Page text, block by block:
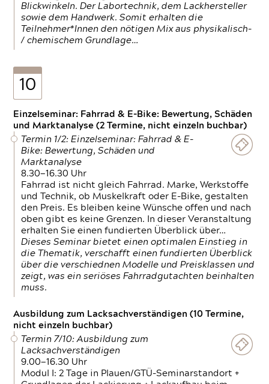
Blickwinkeln. Der Labortechnik, dem Lackhersteller
sowie dem Handwerk. Somit erhalten die
Teilnehmer*Innen den nötigen Mix aus physikalisch-
/ chemischem Grundlage…
10
Einzelseminar: Fahrrad & E-Bike: Bewertung, Schäden
und Marktanalyse (2 Termine, nicht einzeln buchbar)
Termin 1/2: Einzelseminar: Fahrrad & E-
Bike: Bewertung, Schäden und
Marktanalyse
8.30—16.30 Uhr
Fahrrad ist nicht gleich Fahrrad. Marke, Werkstoffe
und Technik, ob Muskelkraft oder E-Bike, gestalten
den Preis. Es bleiben keine Wünsche offen und nach
oben gibt es keine Grenzen. In dieser Veranstaltung
erhalten Sie einen fundierten Überblick über…
Dieses Seminar bietet einen optimalen Einstieg in
die Thematik, verschafft einen fundierten Überblick
über die verschiednen Modelle und Preisklassen und
zeigt, was ein seriöses Fahrradgutachten beinhalten
muss.
Ausbildung zum Lacksachverständigen (10 Termine,
nicht einzeln buchbar)
Termin 7/10: Ausbildung zum
Lacksachverständigen
9.00—16.30 Uhr
Modul I: 2 Tage in Plauen/GTÜ-Seminarstandort +